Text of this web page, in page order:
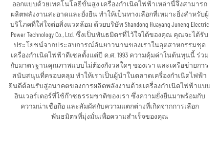
ออกแบบด้วยเทคโนโลยีขั้นสูง เครื่องกำเนิดไฟฟ้าเหล่านี้จึงสามารถ
ผลิตพลังงานสะอาดและยั่งยืน ทำให้เป็นทางเลือกที่เหมาะยิ่งสำหรับผู้
บริโภคที่ใส่ใจต่อสิ่งแวดล้อม ด้วยบริษัท Shandong Huayang Juneng Electric
Power Technology Co., Ltd. ซึ่งเป็นพันธมิตรที่ไว้ใจได้ของคุณ คุณจะได้รับ
ประโยชน์จากประสบการณ์อันยาวนานของเราในอุตสาหกรรมชุด
เครื่องกำเนิดไฟฟ้าดีเซลตั้งแต่ปี ค.ศ. 1993 ความคุ้มค่าในต้นทุนนี้ ร่วม
กับมาตรฐานคุณภาพแบบไม่ต้องกังวลใดๆ ของเรา และเครือข่ายการ
สนับสนุนที่ครอบคลุม ทำให้เราเป็นผู้นำในตลาดเครื่องกำเนิดไฟฟ้า
ยินดีต้อนรับสู่อนาคตของการผลิตพลังงานด้วยเครื่องกำเนิดไฟฟ้าแบบ
อินเวอร์เตอร์ที่ใช้ก๊าซธรรมชาติของเรา ซึ่งความยั่งยืนมาพร้อมกับ
ความน่าเชื่อถือ และสัมผัสกับความแตกต่างที่เกิดจากการเลือก
พันธมิตรที่มุ่งมั่นเพื่อความสำเร็จของคุณ